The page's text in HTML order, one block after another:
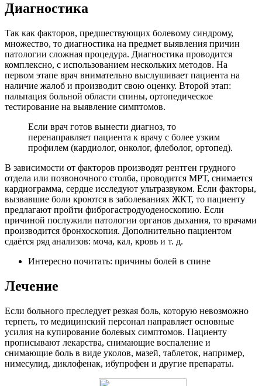
Диагностика
Так как факторов, предшествующих болевому синдрому,
множество, то диагностика на предмет выявления причин
патологии сложная процедура. Диагностика проводится
комплексно, с использованием нескольких методов. На
первом этапе врач внимательно выслушивает пациента на
наличие жалоб и производит свою оценку. Второй этап:
пальпация больной области спины, ортопедическое
тестирование на выявление симптомов.
Если врач готов вынести диагноз, то
перенаправляет пациента к врачу с более узким
профилем (кардиолог, онколог, флеболог, ортопед).
В зависимости от факторов производят рентген грудного
отдела или позвоночного столба, проводится МРТ, снимается
кардиограмма, сердце исследуют ультразвуком. Если факторы,
вызвавшие боли кроются в заболеваниях ЖКТ, то пациенту
предлагают пройти фиброгастродуоденоскопию. Если
причиной послужили патологии органов дыхания, то врачами
производится бронхоскопия. Дополнительно пациентом
сдаётся ряд анализов: моча, кал, кровь и т. д.
Интересно почитать: причины болей в спине
Лечение
Если больного преследует резкая боль, которую невозможно
терпеть, то медицинский персонал направляет основные
усилия на купирование болевых симптомов. Пациенту
прописывают лекарства, снимающие воспаление и
снимающие боль в виде уколов, мазей, таблеток, например,
нимесулид, диклофенак, ибупрофен и другие препараты.